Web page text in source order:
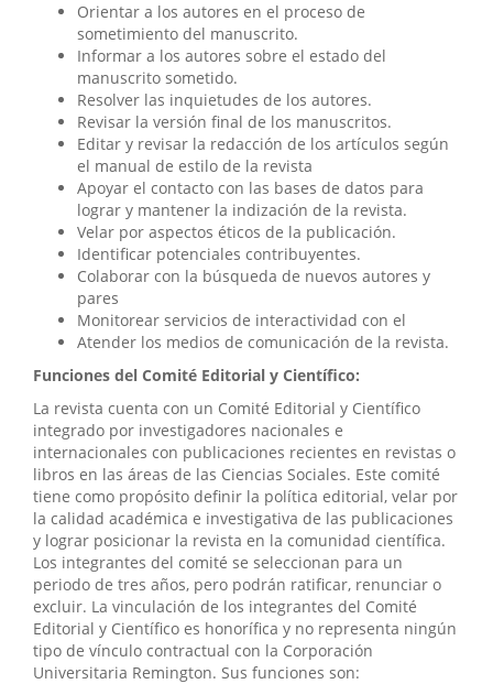
Orientar a los autores en el proceso de
sometimiento del manuscrito.
Informar a los autores sobre el estado del
manuscrito sometido.
Resolver las inquietudes de los autores.
Revisar la versión final de los manuscritos.
Editar y revisar la redacción de los artículos según
el manual de estilo de la revista
Apoyar el contacto con las bases de datos para
lograr y mantener la indización de la revista.
Velar por aspectos éticos de la publicación.
Identificar potenciales contribuyentes.
Colaborar con la búsqueda de nuevos autores y
pares
Monitorear servicios de interactividad con el
Atender los medios de comunicación de la revista.
Funciones del Comité Editorial y Científico:
La revista cuenta con un Comité Editorial y Científico
integrado por investigadores nacionales e
internacionales con publicaciones recientes en revistas o
libros en las áreas de las Ciencias Sociales. Este comité
tiene como propósito definir la política editorial, velar por
la calidad académica e investigativa de las publicaciones
y lograr posicionar la revista en la comunidad científica.
Los integrantes del comité se seleccionan para un
periodo de tres años, pero podrán ratificar, renunciar o
excluir. La vinculación de los integrantes del Comité
Editorial y Científico es honorífica y no representa ningún
tipo de vínculo contractual con la Corporación
Universitaria Remington. Sus funciones son: